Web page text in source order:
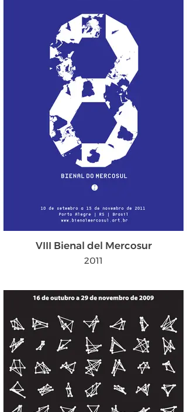
VIII Bienal del Mercosur
2011